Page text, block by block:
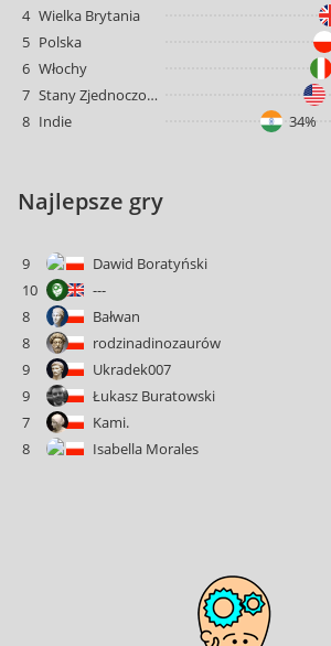
4 Wielka Brytania
5 Polska
6 Włochy
7
Stany Zjednoczone
8 Indie 34%
Najlepsze gry
9
Dawid Boratyński
10
---
8
Bałwan
8
rodzinadinozaurów
9
Ukradek007
9
Łukasz Buratowski
7
Kami.
8
Isabella Morales